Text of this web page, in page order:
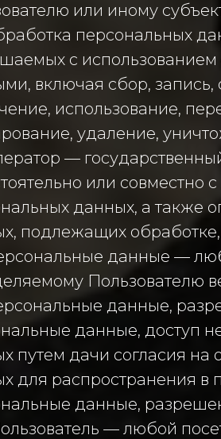
или иному
персональных
с использованием
включая сбор, запись,
использование,
удаление,
—
или
данных, а также
подлежащих
данные —
Пользователю
данные,
данные, доступ
путем дачи согласия
для распространения
данные,
— любой